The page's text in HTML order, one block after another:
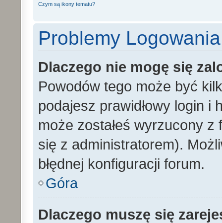
Czym są ikony tematu?
Problemy
Dlaczego nie mogę się
Powodów tego może być
podajesz prawidłowy login i
może zostałeś wyrzucony
się z administratorem).
błędnej konfiguracji forum.
Góra
Dlaczego muszę się